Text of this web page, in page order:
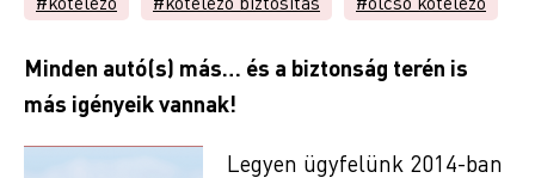
Minden autó(s) más… és a biztonság terén is
más igényeik vannak!
Legyen ügyfelünk 2014-ban